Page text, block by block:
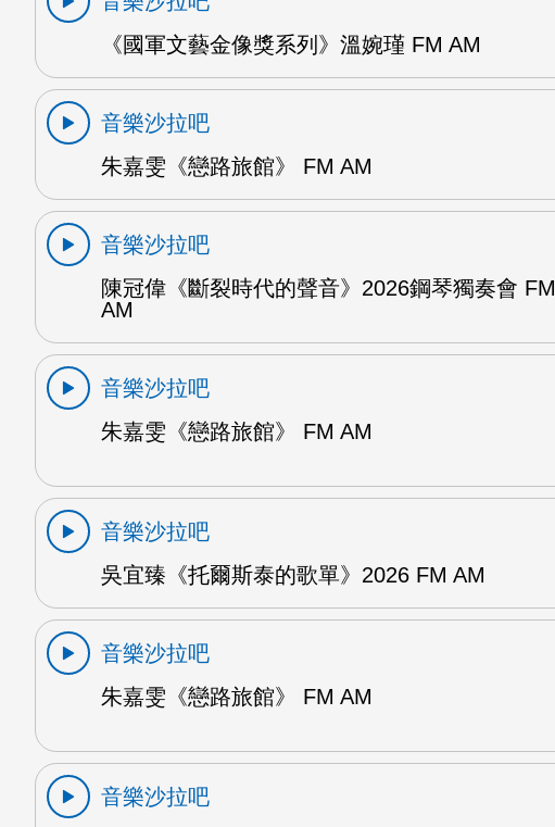
《國軍文藝金像獎系列》溫婉瑾 FM AM
音樂沙拉吧
朱嘉雯《戀路旅館》 FM AM
音樂沙拉吧
陳冠偉《斷裂時代的聲音》2026鋼琴獨奏會 FM
AM
音樂沙拉吧
朱嘉雯《戀路旅館》 FM AM
音樂沙拉吧
吳宜臻《托爾斯泰的歌單》2026 FM AM
音樂沙拉吧
朱嘉雯《戀路旅館》 FM AM
音樂沙拉吧